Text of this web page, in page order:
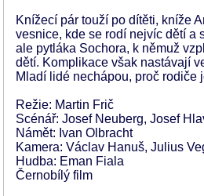
Knížecí pár touží po dítěti, kníže
vesnice, kde se rodí nejvíc dětí a
ale pytláka Sochora, k němuž
dětí. Komplikace však nastávají
Mladí lidé nechápou, proč rodiče
Režie: Martin Frič
Scénář: Josef Neuberg, Josef
Námět: Ivan Olbracht
Kamera: Václav Hanuš, Julius
Hudba: Eman Fiala
Černobílý film